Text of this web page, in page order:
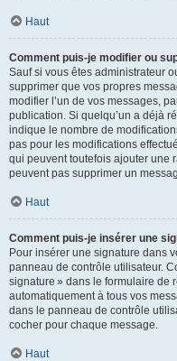
Haut
Comment puis-je modifier ou
Sauf si vous êtes administrateur
supprimer que vos propres
modifier l’un de vos messages,
publication. Si quelqu’un a déjà
indique le nombre de
pas pour les modifications
qui peuvent toutefois ajouter une
peuvent pas supprimer un
Haut
Comment puis-je insérer une
Pour insérer une signature dans
panneau de contrôle utilisateur.
signature » dans le formulaire de
automatiquement à tous vos
dans le panneau de contrôle
cocher pour chaque message.
Haut